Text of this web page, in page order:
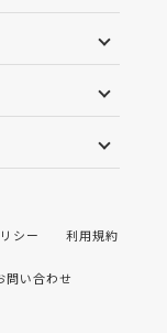
シー 利用規約
問い合わせ